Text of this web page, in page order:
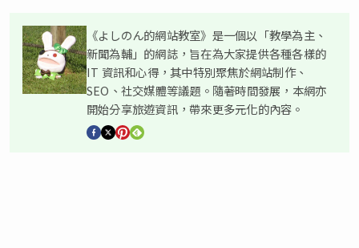
《よしのん的網站教室》是一個以「教學為主、
新聞為輔」的網誌，旨在為大家提供各種各樣的
IT 資訊和心得，其中特別聚焦於網站制作、
SEO、社交媒體等議題。隨著時間發展，本網亦
開始分享旅遊資訊，帶來更多元化的內容。